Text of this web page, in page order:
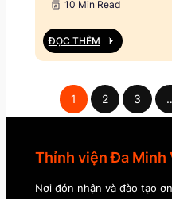
10 Min Read
ĐỌC THÊM
1 2 3
Thỉnh viện Đa Minh
Nơi đón nhận và đào tạo